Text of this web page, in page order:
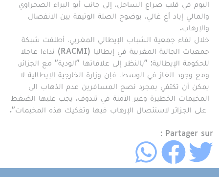
اليوم في قلب صراع الساحل، إلى جانب أبو البراء الصحراوي
والمالي إياد أغ غالي، بوضوح الصلة الوثيقة بين الانفصال
والإرهاب.
خلال لقاء جمعية الشباب الإيطالي المغربي، أطلقت شبكة
جمعيات الجالية المغربية في إيطاليا (RACMI) نداءا عاجلا
للحكومة الإيطالية: "بالنظر إلى علاقاتها "الودية" مع الجزائر،
ومع وجود الغاز في الوسط، فإن وزارة الخارجية الإيطالية لا
يمكن أن تكتفي بمجرد نصح المسافرين عدم الذهاب الى
المخيمات الخطيرة وغير الآمنة في تندوف. يجب عليها الضغط
على الجزائر لاستئصال الإرهاب فيها وتفكيك هذه المخيمات".
Partager sur :